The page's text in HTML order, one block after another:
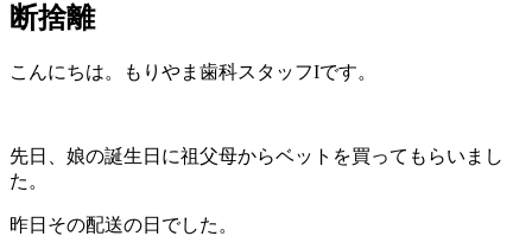
断捨離
こんにちは。もりやま歯科スタッフIです。
先日、娘の誕生日に祖父母からベットを買ってもらいまし
た。
昨日その配送の日でした。